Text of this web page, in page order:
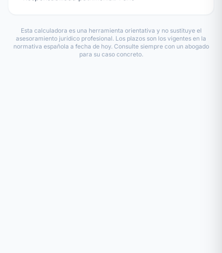
Esta calculadora es una herramienta orientativa y no sustituye el
asesoramiento jurídico profesional. Los plazos son los vigentes en la
normativa española a fecha de hoy. Consulte siempre con un abogado
para su caso concreto.